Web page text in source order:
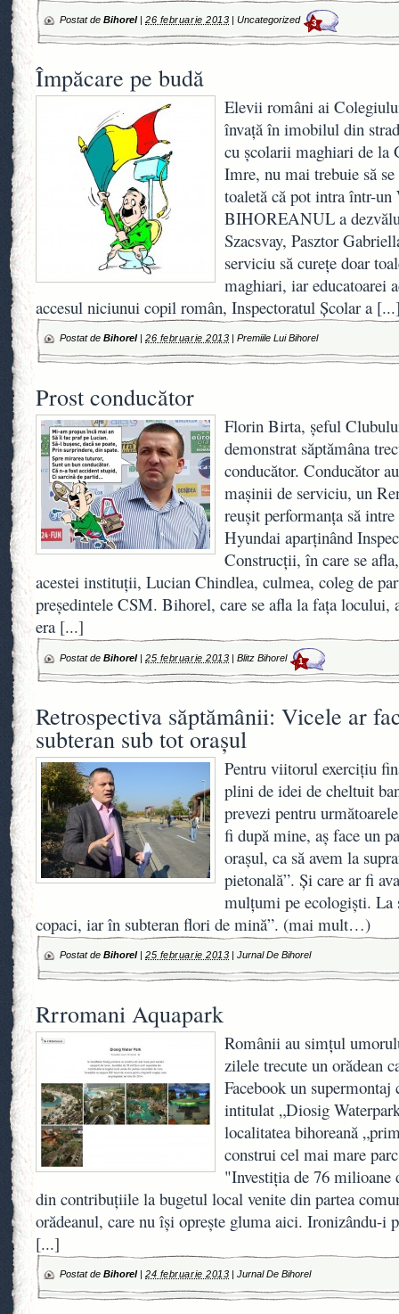
Postat de Bihorel| 26 februarie 2013 |Uncategorized 3
Împăcare pe budă
Elevii români ai
învaţă în imobilul din
cu şcolarii maghiari de la
Imre, nu mai trebuie să
toaletă că pot intra într-
BIHOREANUL a
Szacsvay, Pasztor
serviciu să cureţe doar
maghiari, iar educatoarei
accesul niciunui copil român, Inspectoratul Şcolar a
Postat de Bihorel| 26 februarie 2013 |Premiile Lui Bihorel
Prost conducător
Florin Birta, şeful
demonstrat săptămâna
conducător. Conducător
maşinii de serviciu, un
reuşit performanţa să
Hyundai aparţinând
Construcţii, în care se
acestei instituţii, Lucian Chindlea, culmea, coleg de
preşedintele CSM. Bihorel, care se afla la faţa locului,
era [...]
Postat de Bihorel| 25 februarie 2013 |Blitz Bihorel 1
Retrospectiva săptămânii: Vicele ar
subteran sub tot oraşul
Pentru viitorul exerciţiu
plini de idei de cheltuit
prevezi pentru
fi după mine, aş face un
oraşul, ca să avem la
pietonală”. Şi care ar fi
mulţumi pe ecologişti. La
copaci, iar în subteran flori de mină”. (mai mult…)
Postat de Bihorel| 25 februarie 2013 |Jurnal De Bihorel
Rrromani Aquapark
Românii au simţul
zilele trecute un orădean
Facebook un supermontaj
intitulat „Diosig
localitatea bihoreană
construi cel mai mare
"Investiţia de 76 milioane
din contribuţiile la bugetul local venite din partea
orădeanul, care nu îşi opreşte gluma aici. Ironizându-i
[...]
Postat de Bihorel| 24 februarie 2013 |Jurnal De Bihorel